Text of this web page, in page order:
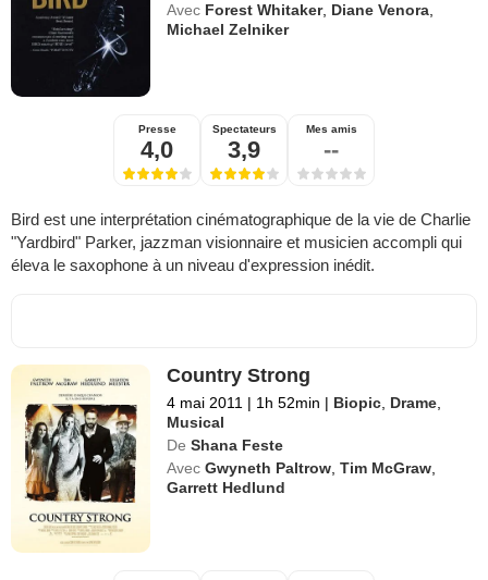
Avec Forest Whitaker, Diane Venora,
Michael Zelniker
Presse
4,0
Spectateurs
3,9
Mes amis
--
Bird est une interprétation cinématographique de la vie de Charlie
"Yardbird" Parker, jazzman visionnaire et musicien accompli qui
éleva le saxophone à un niveau d'expression inédit.
Country Strong
4 mai 2011 | 1h 52min | Biopic Drame
Musical
De Shana Feste
Avec Gwyneth Paltrow ,Tim McGraw
Garrett Hedlund